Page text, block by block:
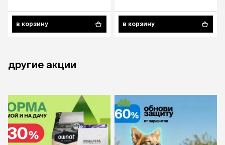
в корзину в корзину
другие акции